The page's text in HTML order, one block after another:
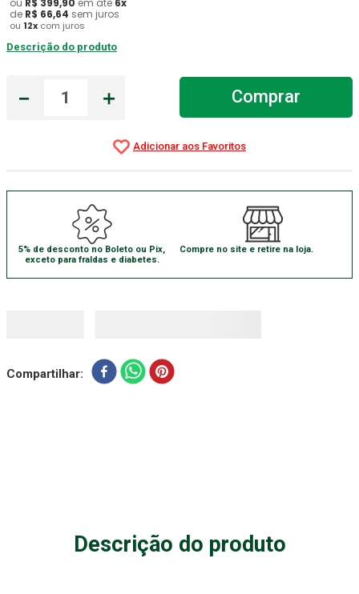
ou R$ 399,90 em até 6x
de R$ 66,64 sem juros
ou 12x com juros
Descrição do produto
＋
－ Comprar
5% de desconto no Boleto ou Pix,
exceto para fraldas e diabetes.
Compre no site e retire na loja.
Compartilhar
Descrição do produto
7º Absorvente Geriatrico
8º Gaze Esteril
Cadeira Banho